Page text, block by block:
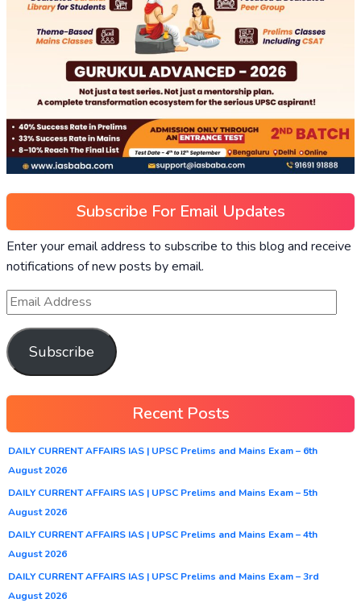
Subscribe For Email Updates
Enter your email address to subscribe to this blog and receive
notifications of new posts by email.
Subscribe
Recent Posts
DAILY CURRENT AFFAIRS IAS | UPSC Prelims and Mains Exam – 6th
August 2026
DAILY CURRENT AFFAIRS IAS | UPSC Prelims and Mains Exam – 5th
August 2026
DAILY CURRENT AFFAIRS IAS | UPSC Prelims and Mains Exam – 4th
August 2026
DAILY CURRENT AFFAIRS IAS | UPSC Prelims and Mains Exam – 3rd
August 2026